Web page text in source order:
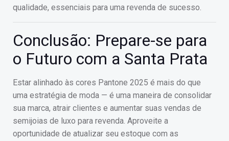
qualidade, essenciais para uma revenda de sucesso.
Conclusão: Prepare-se para
o Futuro com a Santa Prata
Estar alinhado às cores Pantone 2025 é mais do que
uma estratégia de moda — é uma maneira de consolidar
sua marca, atrair clientes e aumentar suas vendas de
semijoias de luxo para revenda. Aproveite a
oportunidade de atualizar seu estoque com as